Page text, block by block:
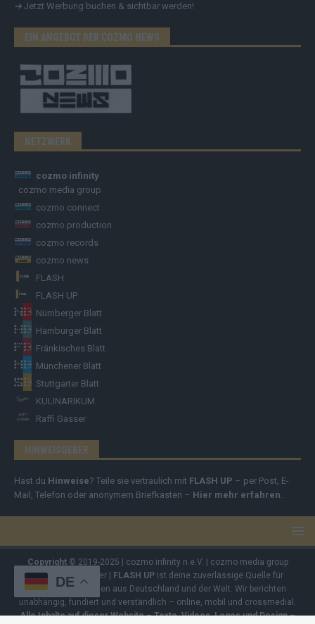
➔ Jetzt Werbung buchen & sichtbar werden!
EIN ANGEBOT DER COZMO NEWS
NETZWERK
cozmo infinity
cozmo media group
cozmo connect
cozmo production
cozmo records
cozmo news
FLASH
FLASH UP
Nürnberger Blatt
Hamburger Blatt
Fränkisches Blatt
Münchener Blatt
Stuttgarter Blatt
KULINARIKUM.
Raffi Gasser
HINWEISGEBER
Hast du Hinweise? Teile sie vertraulich mit FLASH UP – per Post, E-
Mail, Telefon oder anonymem Briefkasten – Hier mehr erfahren.
Copyright© 2019-2025 | cozmo infinity n.e.V. | cozmo media group
Verlag Raffi Gasser |
FLASH UPist deine zuverlässige Quelle für
aktuelle Nachrichten aus Deutschland und der Welt. Wir berichten
unabhängig, fundiert und verständlich – online, mobil und crossmedial.
Alle Inhalte auf dieser Website – Texte, Videos, Logos und Design –
DE